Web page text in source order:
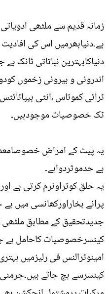
زمانہ قدیم سے ملٹھی
ہے۔دنیابھرمیں اس کی
دنیاکابہترین نباتاتی ٹانک
اندرونی و بیرونی زخموں
ٹرائی کموتاس ،انٹی
ٹک خصوصیات موجودہیں۔
یہ پیٹ کے امراض
بے حدموثردواہے۔
یہ حلق کوتراونرم کرتی ہے
پرانے بخاراورکھانسی میں
جدیدتحقیق کے مطابق ملٹھی
کینسرخصوصیات کاحامل ہے
امینوٹرالنس فی رلیزمیں
کینسرسے بچ جاتے